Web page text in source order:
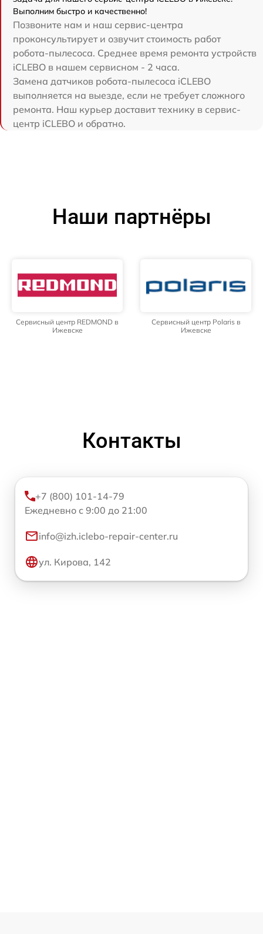
Выполним быстро и качественно!
Позвоните нам и наш сервис-центра
проконсультирует и озвучит стоимость работ
робота-пылесоса. Среднее время ремонта устройств
iCLEBO в нашем сервисном - 2 часа.
Замена датчиков робота-пылесоса iCLEBO
выполняется на выезде, если не требует сложного
ремонта. Наш курьер доставит технику в сервис-
центр iCLEBO и обратно.
Наши партнёры
Сервисный центр REDMOND в
Ижевске
Сервисный центр Polaris в
Ижевске
Контакты
+7 (800) 101-14-79
Ежедневно с 9:00 до 21:00
info@izh.iclebo-repair-center.ru
ул. Кирова, 142